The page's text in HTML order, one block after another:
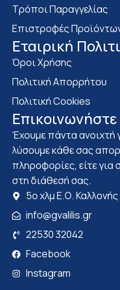
Τρόποι Παραγγελίας
Επιστροφές
Eταιρική
Όροι Χρήσης
Πολιτική Απορρήτου
Πολιτική Cookies
Έχουμε πάντα ανοιχτή
λύσουμε κάθε σας
πληροφορίες, είτε για
στη διάθεσή σας.
5ο χλμ Ε.Ο.
info@gvalilis.gr
22530 32042
Facebook
Instagram